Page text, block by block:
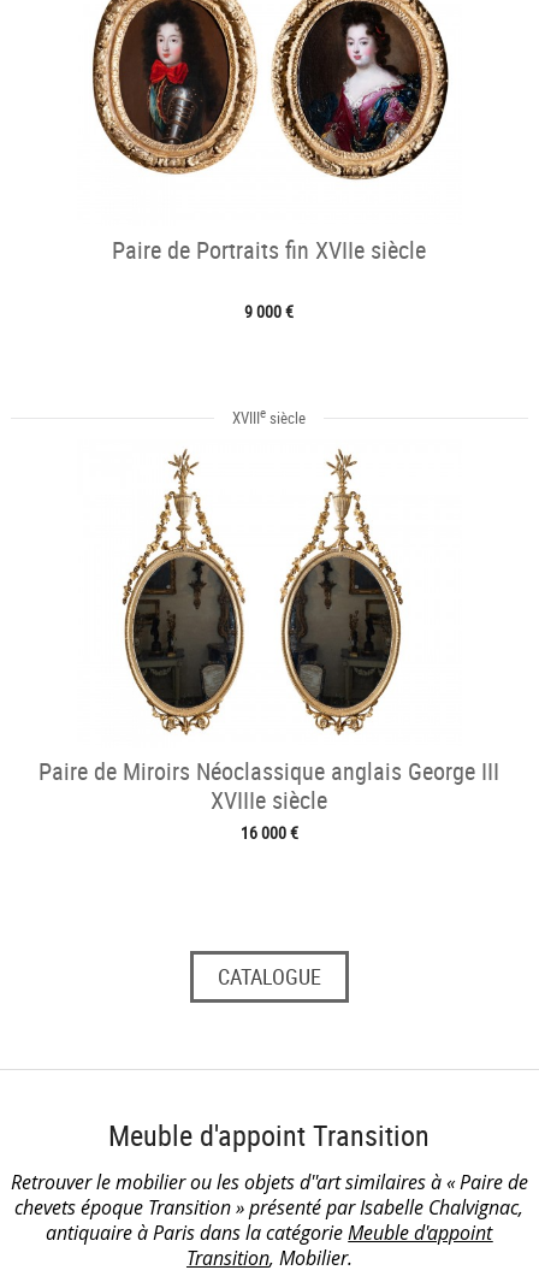
Paire de Portraits fin XVIIe siècle
9 000 €
XVIIIe siècle
Paire de Miroirs Néoclassique anglais George III
XVIIIe siècle
16 000 €
CATALOGUE
Meuble d'appoint Transition
Retrouver le mobilier ou les objets d''art similaires à « Paire de
chevets époque Transition » présenté par Isabelle Chalvignac,
antiquaire à Paris dans la catégorieMeuble d'appoint
Transition, Mobilier.